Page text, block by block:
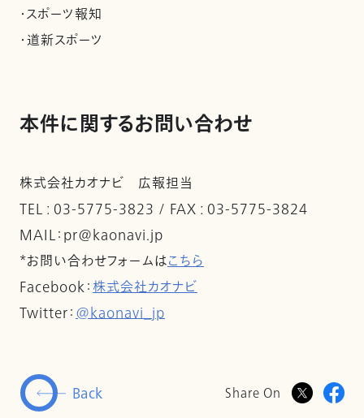
・スポーツ報知
・道新スポーツ
本件に関するお問い合わせ
株式会社カオナビ 広報担当
TEL : 03-5775-3823 / FAX : 03-5775-3824
MAIL：pr@kaonavi.jp
*お問い合わせフォームはこちら
Facebook：株式会社カオナビ
Twitter：@kaonavi_jp
Back Share On